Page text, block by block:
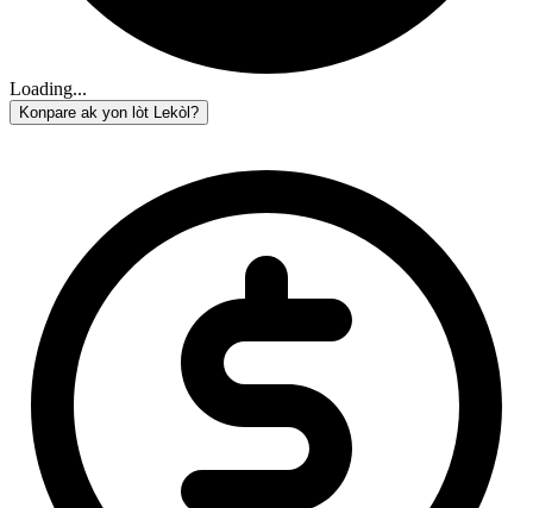
Loading...
Konpare ak yon lòt Lekòl?